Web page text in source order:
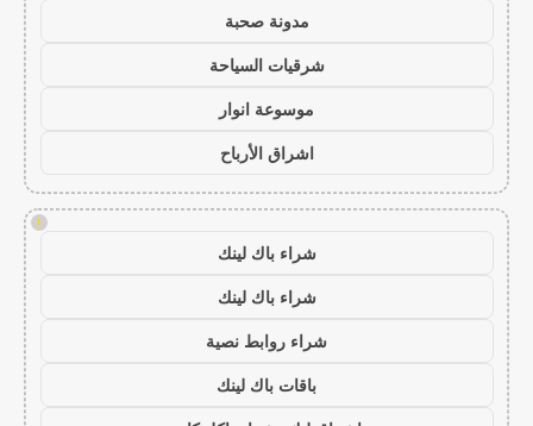
مدونة صحبة
شرقيات السياحة
موسوعة انوار
اشراق الأرباح
!
شراء باك لينك
شراء باك لينك
شراء روابط نصية
باقات باك لينك